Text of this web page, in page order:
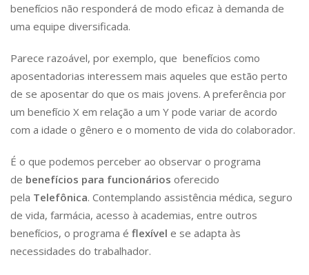
benefícios não responderá de modo eficaz à demanda de
uma equipe diversificada.
Parece razoável, por exemplo, que benefícios como
aposentadorias interessem mais aqueles que estão perto
de se aposentar do que os mais jovens. A preferência por
um benefício X em relação a um Y pode variar de acordo
com a idade o gênero e o momento de vida do colaborador.
É o que podemos perceber ao observar o programa
de benefícios para funcionários oferecido
pela Telefônica. Contemplando assistência médica, seguro
de vida, farmácia, acesso à academias, entre outros
benefícios, o programa é flexível e se adapta às
necessidades do trabalhador.